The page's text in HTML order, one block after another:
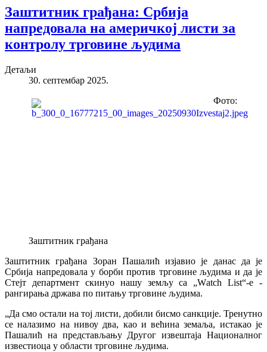
Заштитник грађана: Србија
напредовала на америчкој листи за
контролу трговине људима
Детаљи
30. септембар 2025.
Фото:
Заштитник грађана
Заштитник грађана Зоран Пашалић изјавио је данас да је
Србија напредовала у борби против трговине људима и да је
Стејт департмент скинуо нашу земљу са „Wаtch List“-е -
рангирања држава по питању трговине људима.
„Да смо остали на тој листи, добили бисмо санкције. Тренутно
се налазимо на нивоу два, као и већина земаља, истакао је
Пашалић на представљању Другог извештаја Националног
известиоца у области трговине људима.